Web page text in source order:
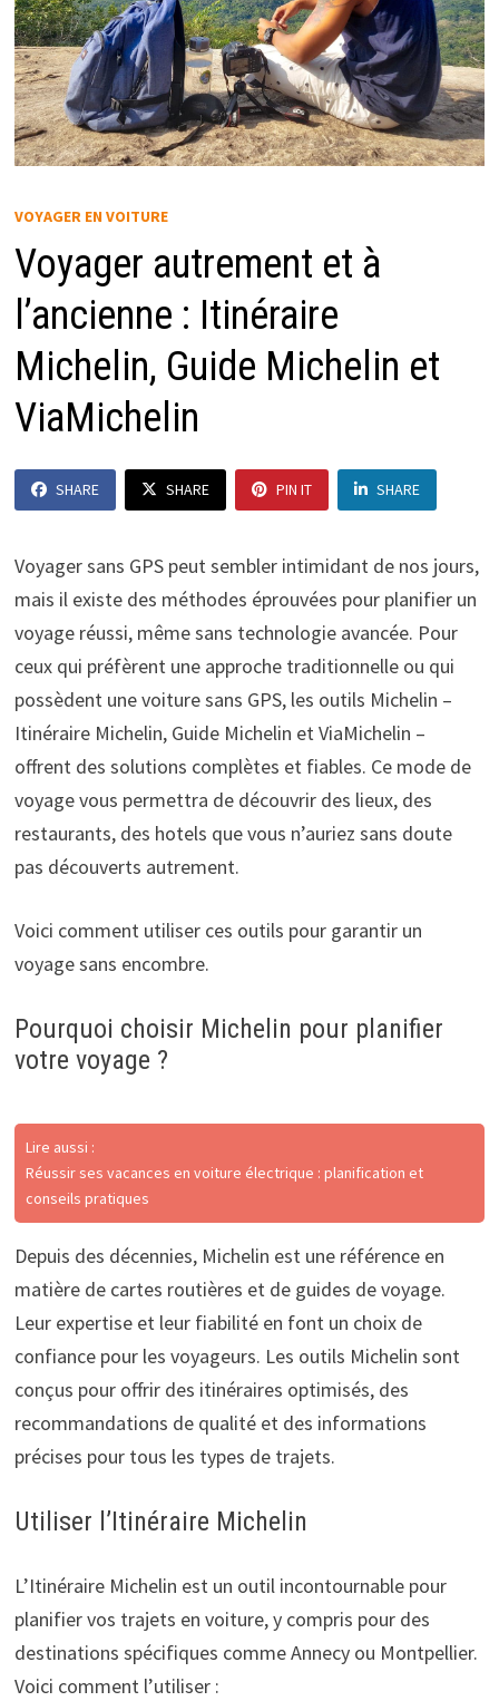
VOYAGER EN VOITURE
Voyager autrement et à
l’ancienne : Itinéraire
Michelin, Guide Michelin et
ViaMichelin
SHARE SHARE PIN IT SHARE
Voyager sans GPS peut sembler intimidant de nos jours,
mais il existe des méthodes éprouvées pour planifier un
voyage réussi, même sans technologie avancée. Pour
ceux qui préfèrent une approche traditionnelle ou qui
possèdent une voiture sans GPS, les outils Michelin –
Itinéraire Michelin, Guide Michelin et ViaMichelin –
offrent des solutions complètes et fiables. Ce mode de
voyage vous permettra de découvrir des lieux, des
restaurants, des hotels que vous n’auriez sans doute
pas découverts autrement.
Voici comment utiliser ces outils pour garantir un
voyage sans encombre.
Pourquoi choisir Michelin pour planifier
votre voyage ?
Lire aussi :
Réussir ses vacances en voiture électrique : planification et
conseils pratiques
Depuis des décennies, Michelin est une référence en
matière de cartes routières et de guides de voyage.
Leur expertise et leur fiabilité en font un choix de
confiance pour les voyageurs. Les outils Michelin sont
conçus pour offrir des itinéraires optimisés, des
recommandations de qualité et des informations
précises pour tous les types de trajets.
Utiliser l’Itinéraire Michelin
L’Itinéraire Michelin est un outil incontournable pour
planifier vos trajets en voiture, y compris pour des
destinations spécifiques comme Annecy ou Montpellier.
Voici comment l’utiliser :